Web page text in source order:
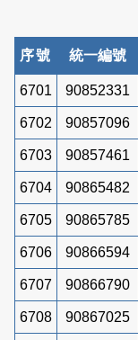
序號 統一編號
6701 90852331
6702 90857096
6703 90857461
6704 90865482
6705 90865785
6706 90866594
6707 90866790
6708 90867025